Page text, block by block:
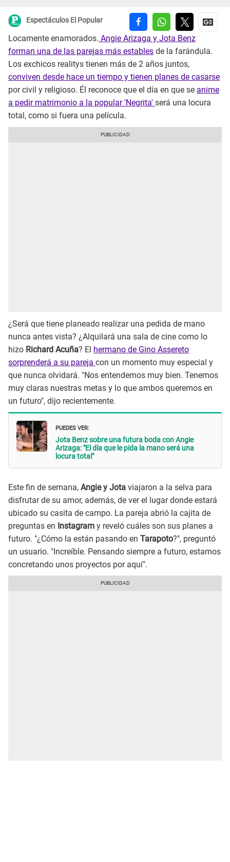
Espectáculos El Popular
Locamente enamorados. Angie Arizaga y Jota Benz
forman una de las parejas más estables de la farándula.
Los exchicos realitys tienen más de 2 años juntos,
conviven desde hace un tiempo y tienen planes de casarse
por civil y religioso. Él reconoce que el día en que se anime
a pedir matrimonio a la popular 'Negrita' será una locura
total, como si fuera una película.
¿Será que tiene planeado realizar una pedida de mano
nunca antes vista? ¿Alquilará una sala de cine como lo
hizo Richard Acuña? El hermano de Gino Assereto
sorprenderá a su pareja con un momento muy especial y
que nunca olvidará. "Nos entendemos muy bien. Tenemos
muy claras nuestras metas y lo que ambos queremos en
un futuro", dijo recientemente.
PUEDES VER:
Jota Benz sobre una futura boda con Angie
Arizaga: "El día que le pida la mano será una
locura total"
Este fin de semana, Angie y Jota viajaron a la selva para
disfrutar de su amor, además, de ver el lugar donde estará
ubicado su casita de campo. La pareja abrió la cajita de
preguntas en Instagram y reveló cuáles son sus planes a
futuro. "¿Cómo la están pasando en Tarapoto?", preguntó
un usuario. "Increíble. Pensando siempre a futuro, estamos
concretando unos proyectos por aquí".